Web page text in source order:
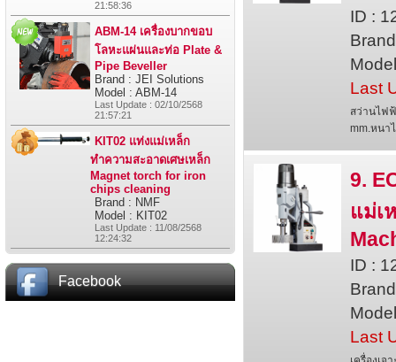
ID :
Last
สว่านไฟ
mm.หนา
9.
แม่เ
ID :
Last
21:58:36
ABM-14 เครื่องบากขอบ
โลหะแผ่นและท่อ Plate &
Pipe Beveller
Brand : JEI Solutions
Model : ABM-14
Last Update : 02/10/2568
21:57:21
KIT02 แท่งแม่เหล็ก
ทำความสะอาดเศษเหล็ก
Magnet torch for iron
chips cleaning
Brand : NMF
Model : KIT02
Last Update : 11/08/2568
12:24:32
Facebook